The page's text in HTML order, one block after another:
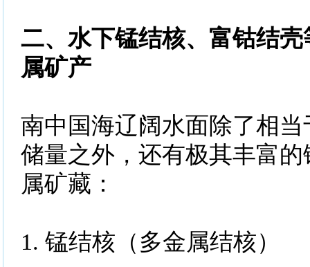
二、水下锰结核、富钴结
属矿产
南中国海辽阔水面除了相
储量之外，还有极其丰富
属矿藏：
1. 锰结核（多金属结核）